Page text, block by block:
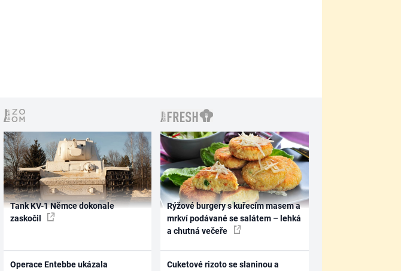
Tank KV-1 Němce dokonale
zaskočil
Operace Entebbe ukázala
Rýžové burgery s kuřecím masem a
mrkví podávané se salátem – lehká
a chutná večeře
Cuketové rizoto se slaninou a